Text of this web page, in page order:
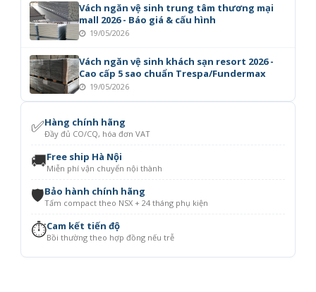
Vách ngăn vệ sinh trung tâm thương mại
mall 2026 - Báo giá & cấu hình
19/05/2026
Vách ngăn vệ sinh khách sạn resort 2026 -
Cao cấp 5 sao chuẩn Trespa/Fundermax
19/05/2026
✅Hàng chính hãng
Đầy đủ CO/CQ, hóa đơn VAT
🚚Free ship Hà Nội
Miễn phí vận chuyển nội thành
🛡️Bảo hành chính hãng
Tấm compact theo NSX + 24 tháng phụ kiện
⏱️Cam kết tiến độ
Bồi thường theo hợp đồng nếu trễ